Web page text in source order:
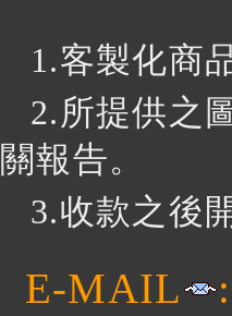
1.客製化商
2.所提供之
關報告。
3.收款之後
E-MAIL :